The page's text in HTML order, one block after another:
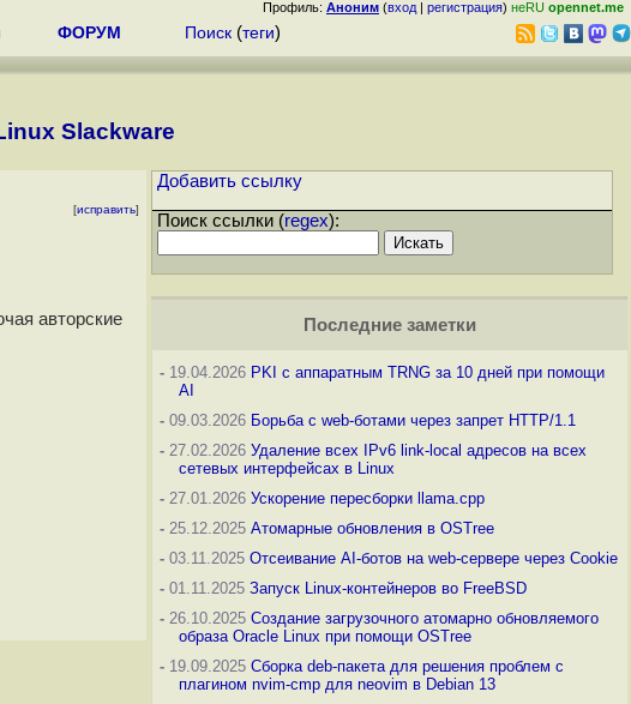
Профиль: Аноним (вход | регистрация) неRU opennet.me
ФОРУМ Поиск (теги)
Slackware
[исправить]
авторские
Добавить ссылку
Поиск ссылки (regex):
Последние заметки
- 19.04.2026 PKI с аппаратным TRNG за 10 дней при помощи
AI
- 09.03.2026 Борьба с web-ботами через запрет HTTP/1.1
- 27.02.2026 Удаление всех IPv6 link-local адресов на всех
сетевых интерфейсах в Linux
- 27.01.2026 Ускорение пересборки llama.cpp
- 25.12.2025 Атомарные обновления в OSTree
- 03.11.2025 Отсеивание AI-ботов на web-сервере через Cookie
- 01.11.2025 Запуск Linux-контейнеров во FreeBSD
- 26.10.2025 Создание загрузочного атомарно обновляемого
образа Oracle Linux при помощи OSTree
- 19.09.2025 Сборка deb-пакета для решения проблем с
плагином nvim-cmp для neovim в Debian 13